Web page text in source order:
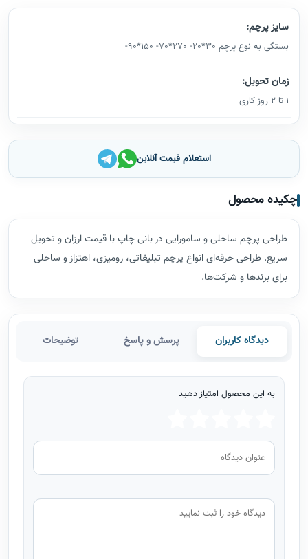
سایز پرچم:
بستگی به نوع پرچم 30*20- 270*70- 150*90-
زمان تحویل:
1 تا 2 روز کاری
استعلام قیمت آنلاین
چکیده محصول
طراحی پرچم ساحلی و سامورایی در بانی چاپ با قیمت ارزان و تحویل
سریع. طراحی حرفه‌ای انواع پرچم تبلیغاتی، رومیزی، اهتزاز و ساحلی
برای برندها و شرکت‌ها.
دیدگاه کاربران پرسش و پاسخ توضیحات
به این محصول امتیاز دهید